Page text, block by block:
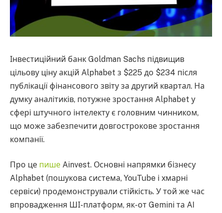
Інвестиційний банк Goldman Sachs підвищив
цільову ціну акцій Alphabet з $225 до $234 після
публікації фінансового звіту за другий квартал. На
думку аналітиків, потужне зростання Alphabet у
сфері штучного інтелекту є головним чинником,
що може забезпечити довгострокове зростання
компанії.
Про це пише Ainvest. Основні напрямки бізнесу
Alphabet (пошукова система, YouTube і хмарні
сервіси) продемонстрували стійкість. У той же час
впровадження ШІ-платформ, як-от Gemini та AI